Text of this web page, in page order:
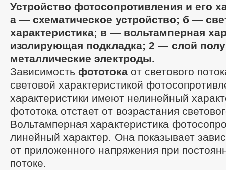
Устройство фотосопротивления и его
а — схематическое устройство; б —
характеристика; в — вольтамперная
изолирующая подкладка; 2 — слой
металлические электроды.
Зависимость фототока от светового
световой характеристикой
характеристики имеют нелинейный
фототока отстает от возрастания
Вольтамперная характеристика
линейный характер. Она показывает
от приложенного напряжения при
потоке.